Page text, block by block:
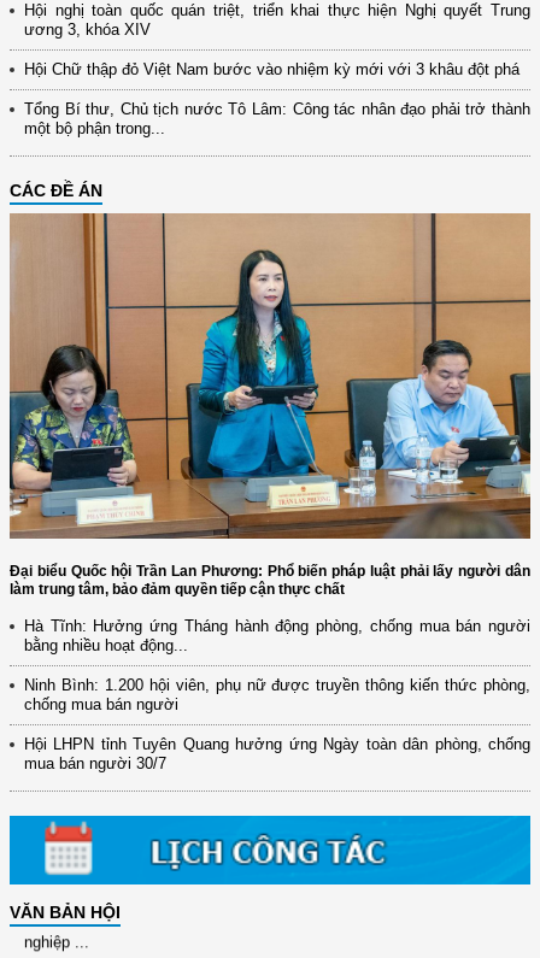
Hội nghị toàn quốc quán triệt, triển khai thực hiện Nghị quyết Trung
ương 3, khóa XIV
Hội Chữ thập đỏ Việt Nam bước vào nhiệm kỳ mới với 3 khâu đột phá
Tổng Bí thư, Chủ tịch nước Tô Lâm: Công tác nhân đạo phải trở thành
một bộ phận trong...
CÁC ĐỀ ÁN
Đại biểu Quốc hội Trần Lan Phương: Phổ biến pháp luật phải lấy người dân
làm trung tâm, bảo đảm quyền tiếp cận thực chất
Hà Tĩnh: Hưởng ứng Tháng hành động phòng, chống mua bán người
bằng nhiều hoạt động...
Ninh Bình: 1.200 hội viên, phụ nữ được truyền thông kiến thức phòng,
chống mua bán người
Hội LHPN tỉnh Tuyên Quang hưởng ứng Ngày toàn dân phòng, chống
mua bán người 30/7
VĂN BẢN HỘI
(12/TB-HĐKH) V/v đăng ký, đề xuất nhiệm vụ Khoa học, công nghệ và
đổi mới ...
(898/KH/ĐCT) Kế hoạch thực hiện Quyết định số 2415/QĐ-TTg ngày
31/10/2025 ...
(891/KH-ĐCT) Kế hoạch thực hiện Nghị quyết số 72-NQ/TW ngày
9/9/2025 của Bộ ...
(2415/QĐ-TTg) Quyết định về việc phê duyệt Đề án Hỗ trợ Phụ nữ khởi
nghiệp ...